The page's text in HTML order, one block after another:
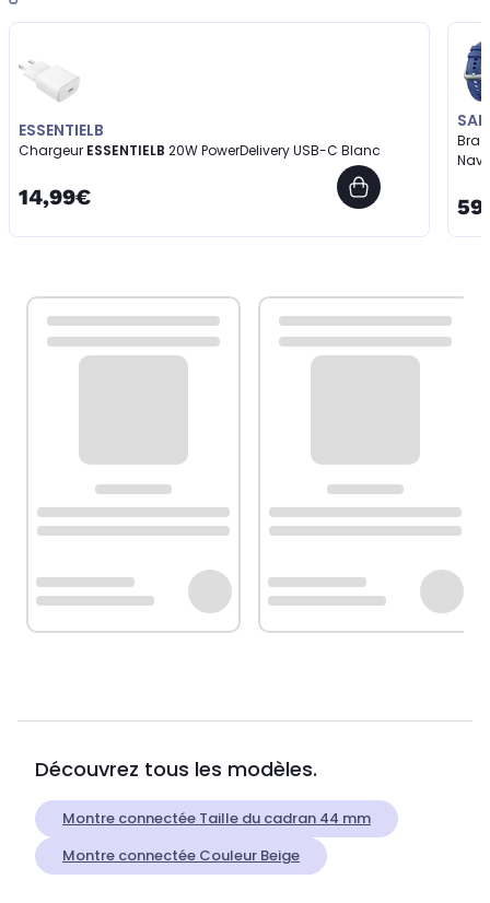
ESSENTIELB
Chargeur ESSENTIELB 20W PowerDelivery USB-C Blanc
14,99€
Navy
Découvrez tous les modèles.
Montre connectée Taille du cadran 44 mm
Montre connectée Couleur Beige